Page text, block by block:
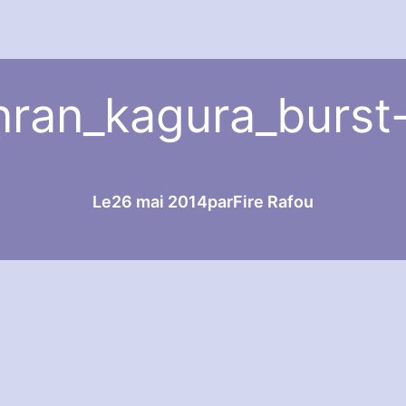
Le26 mai 2014parFire Rafou